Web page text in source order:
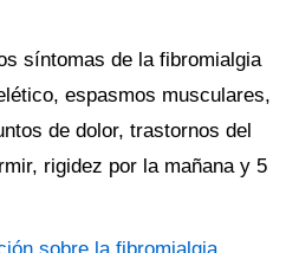
síntomas de la fibromialgia
espasmos musculares,
de dolor, trastornos del
rigidez por la mañana y 5